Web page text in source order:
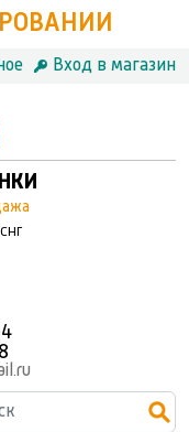
Вход в магазин